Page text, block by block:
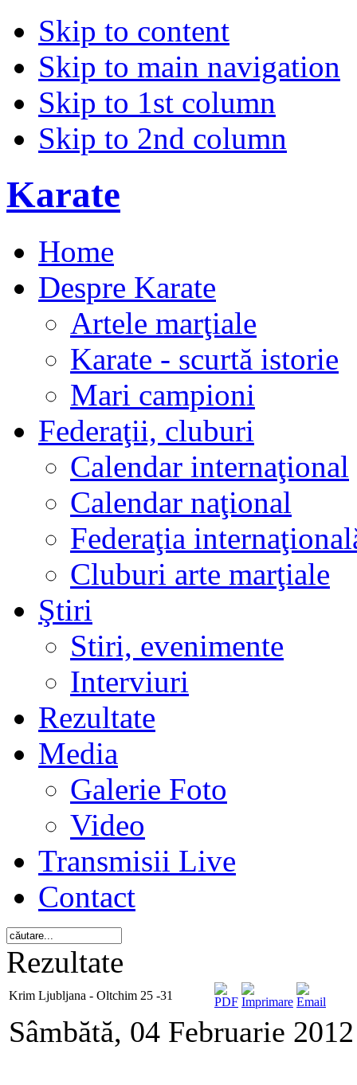
Skip to content
Skip to main navigation
Skip to 1st column
Skip to 2nd column
Karate
Home
Despre Karate
Artele marţiale
Karate - scurtă istorie
Mari campioni
Federaţii, cluburi
Calendar internaţional
Calendar naţional
Federaţia
Cluburi arte marţiale
Ştiri
Stiri, evenimente
Interviuri
Rezultate
Media
Galerie Foto
Video
Transmisii Live
Contact
Rezultate
Krim Ljubljana - Oltchim 25 -31
Sâmbătă, 04 Februarie